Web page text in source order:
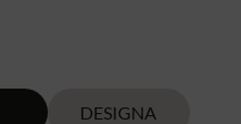
DESIGNA